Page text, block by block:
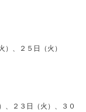
）、２５日（火）
、２３日（火）、３０